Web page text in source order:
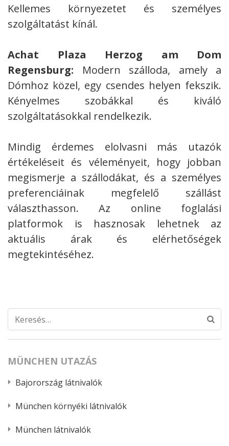
Kellemes környezetet és személyes
szolgáltatást kínál.
Achat Plaza Herzog am Dom
Regensburg: Modern szálloda, amely a
Dómhoz közel, egy csendes helyen fekszik.
Kényelmes szobákkal és kiváló
szolgáltatásokkal rendelkezik.
Mindig érdemes elolvasni más utazók
értékeléseit és véleményeit, hogy jobban
megismerje a szállodákat, és a személyes
preferenciáinak megfelelő szállást
választhasson. Az online foglalási
platformok is hasznosak lehetnek az
aktuális árak és elérhetőségek
megtekintéséhez.
Keresés:
MÜNCHEN UTAZÁS
Bajorország látnivalók
München környéki látnivalók
München látnivalók